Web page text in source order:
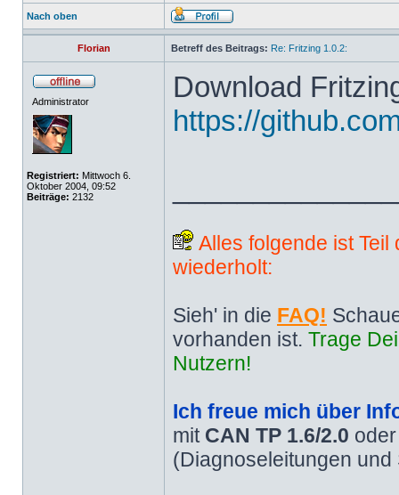
Nach oben
Florian Betreff des Beitrags: Re: Fritzing 1.0.2:
Administrator
Registriert: Mittwoch 6.
Oktober 2004, 09:52
Beiträge: 2132
Download
https://
Alles folgende ist
wiederholt:
Sieh' in die FAQ!
vorhanden ist. Trage
Nutzern!
Ich freue mich über
mit CAN TP 1.6/2.0
(Diagnoseleitungen